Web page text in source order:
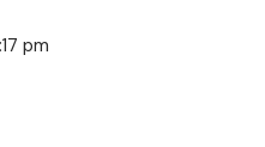
pm